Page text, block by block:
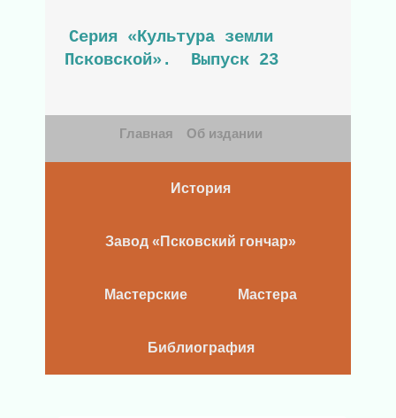
Серия «Культура земли
Псковской». Выпуск 23
Главная Об издании
История
Завод «Псковский гончар»
Мастерские Мастера
Библиография